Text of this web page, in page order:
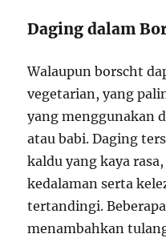
Daging dalam
Walaupun borscht
vegetarian, yang
yang menggunakan
atau babi. Daging
kaldu yang kaya
kedalaman serta
tertandingi.
menambahkan